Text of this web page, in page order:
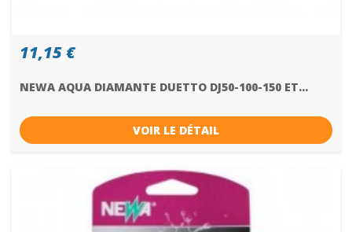
11,15 €
NEWA AQUA DIAMANTE DUETTO DJ50-100-150 ET...
VOIR LE DÉTAIL